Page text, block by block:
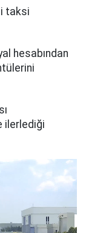
taksi
hesabından
ilerlediği